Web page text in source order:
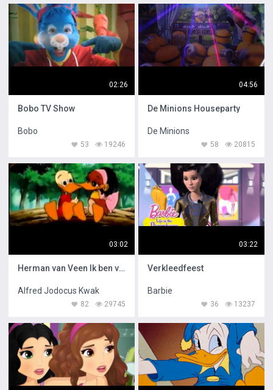
02:26
Bobo TV Show
Bobo
19246
53
04:56
De Minions Houseparty
De Minions
20815
58
03:02
Herman van Veen Ik ben vandaag zo vrolijk
Alfred Jodocus Kwak
29745
82
03:22
Verkleedfeest
Barbie
13237
36